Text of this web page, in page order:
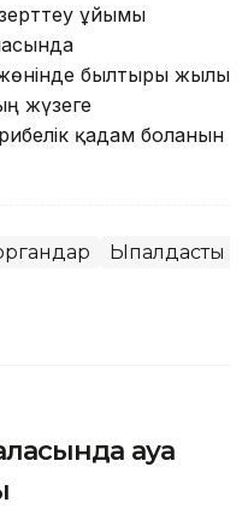
ұйымы
былтырғы жылы
жүзеге
қадам болғанын
Ықпалдастық
ауа